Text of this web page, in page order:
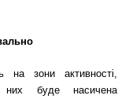
на зони активності,
них буде насичена